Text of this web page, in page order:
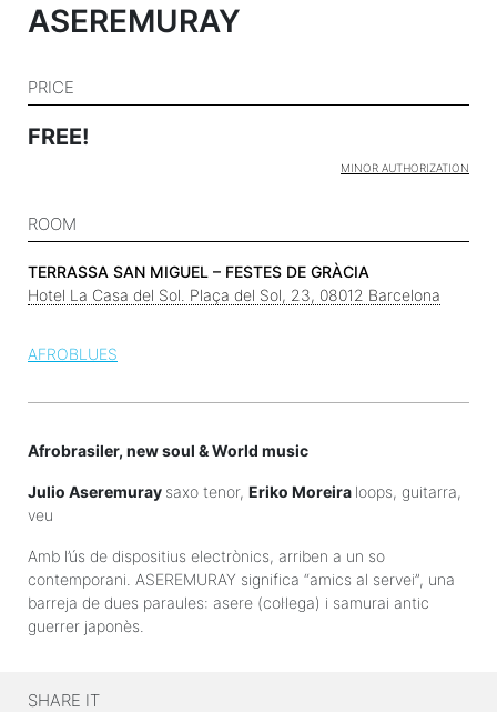
ASEREMURAY
PRICE
FREE!
MINOR AUTHORIZATION
ROOM
TERRASSA SAN MIGUEL – FESTES DE GRÀCIA
Hotel La Casa del Sol. Plaça del Sol, 23, 08012 Barcelona
AFROBLUES
Afrobrasiler, new soul & World music
Julio Aseremuray saxo tenor, Eriko Moreira loops, guitarra,
veu
Amb l’ús de dispositius electrònics, arriben a un so
contemporani. ASEREMURAY significa “amics al servei”, una
barreja de dues paraules: asere (col·lega) i samurai antic
guerrer japonès.
SHARE IT